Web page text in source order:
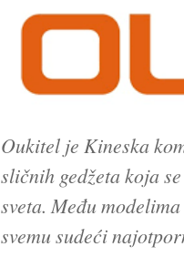
Oukitel je Kineska
sličnih gedžeta koja
sveta. Među
svemu sudeći